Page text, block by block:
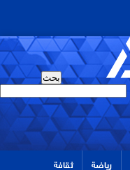
رياضة ثقافة